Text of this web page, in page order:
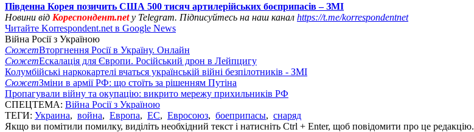
Південна Корея позичить США 500 тисяч артилерійських боєприпасів – ЗМІ
Новини від Кореспондент.netу Telegram. Підписуйтесь на наш канал https://t.me/korrespondentnet
Читайте Korrespondent.net в Google News
Війна Росії з Україною
СюжетВторгнення Росії в Україну. Онлайн
СюжетЕскалація для Європи. Російський дрон в Лейпцигу
Колумбійські наркокартелі вчаться українській війні безпілотників - ЗМІ
СюжетЗміни в армії РФ: що стоїть за рішенням Путіна
Пропагували війну та окупацію: викрито мережу прихильників РФ
СПЕЦТЕМА: Війна Росії з Україною
ТЕГИ: Украина, война, Европа, ЕС, Евросоюз, боеприпасы, снаряд
Якщо ви помітили помилку, виділіть необхідний текст і натисніть Ctrl + Enter, щоб повідомити про це редакцію.